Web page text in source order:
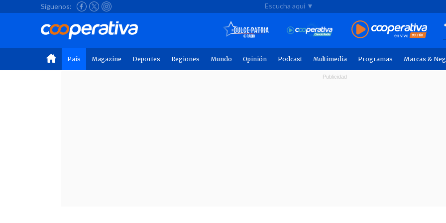
Síguenos: Escucha aquí ▼
País Magazine Deportes Regiones Mundo Opinión Podcast Multimedia Programas Marcas &